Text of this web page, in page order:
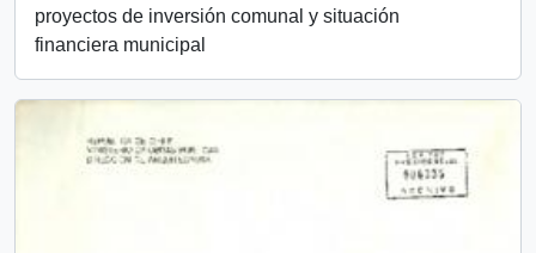
proyectos de inversión comunal y situación
financiera municipal